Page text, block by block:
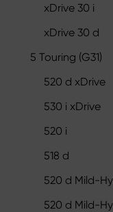
xDrive 30 i
xDrive 30 d
5 Touring (G31)
520 d xDrive
530 i xDrive
520 i
518 d
520 d Mild-
520 d Mild-